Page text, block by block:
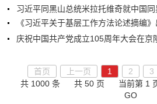
首页 上一页 1 2 3
共 1000 条
共 50 页 当前第 1
GO